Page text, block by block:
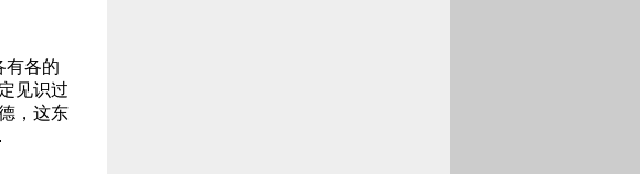
各的
见识过
，这东